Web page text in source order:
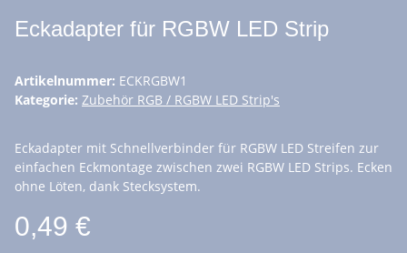
Eckadapter für RGBW LED Strip
Artikelnummer: ECKRGBW1
Kategorie: Zubehör RGB / RGBW LED Strip's
Eckadapter mit Schnellverbinder für RGBW LED Streifen zur
einfachen Eckmontage zwischen zwei RGBW LED Strips. Ecken
ohne Löten, dank Stecksystem.
0,49 €